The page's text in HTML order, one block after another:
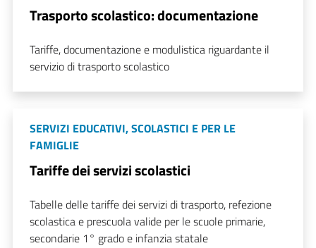
Trasporto scolastico: documentazione
Tariffe, documentazione e modulistica riguardante il
servizio di trasporto scolastico
SERVIZI EDUCATIVI, SCOLASTICI E PER LE
FAMIGLIE
Tariffe dei servizi scolastici
Tabelle delle tariffe dei servizi di trasporto, refezione
scolastica e prescuola valide per le scuole primarie,
secondarie 1° grado e infanzia statale